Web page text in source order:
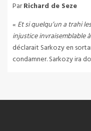
ParRichard de Seze
« Et si quelqu’un a trahi
injustice invraisemblable
déclarait Sarkozy en
condamner. Sarkozy ira